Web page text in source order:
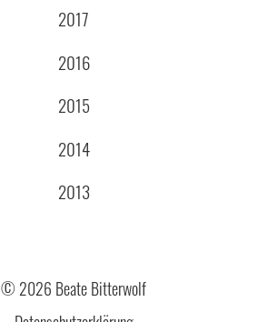
2017
2016
2015
2014
2013
© 2026 Beate Bitterwolf